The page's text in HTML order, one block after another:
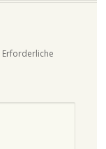
Erforderliche